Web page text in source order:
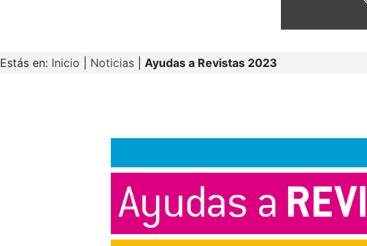
Estás en: Inicio Noticias Ayudas a Revistas 2023